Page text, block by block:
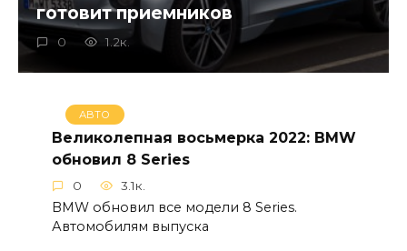
готовит приемников
0 1.2к.
АВТО
Великолепная восьмерка 2022: BMW
обновил 8 Series
0 3.1к.
BMW обновил все модели 8 Series.
Автомобилям выпуска